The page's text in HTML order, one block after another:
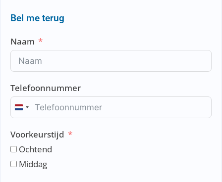
Bel me terug
Naam
Telefoonnummer
N
t
h
e
Voorkeurstijd
Ochtend
Middag